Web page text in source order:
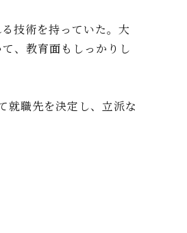
技術を持っていた。大
、教育面もしっかりし
就職先を決定し、立派な